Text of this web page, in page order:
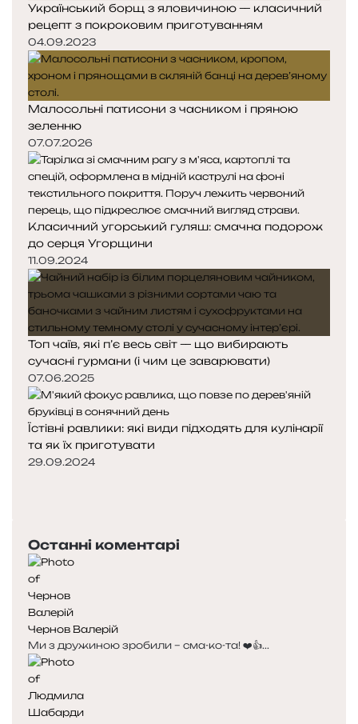
Український борщ з яловичиною — класичний
рецепт з покроковим приготуванням
04.09.2023
Малосольні патисони з часником і пряною
зеленню
07.07.2026
Класичний угорський гуляш: смачна подорож
до серця Угорщини
11.09.2024
Топ чаїв, які п’є весь світ — що вибирають
сучасні гурмани (і чим це заварювати)
07.06.2025
Їстівні равлики: які види підходять для кулінарії
та як їх приготувати
29.09.2024
р
е
д
н
я
с
т
о
р
і
н
т
у
п
н
а
с
т
о
р
і
н
Останні коментарі
Чернов Валерій
Ми з дружиною зробили – сма-ко-та! ❤️👍...